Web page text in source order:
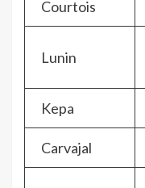
Courtois
Lunin
Kepa
Carvajal